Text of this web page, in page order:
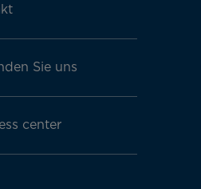
Sie uns
center